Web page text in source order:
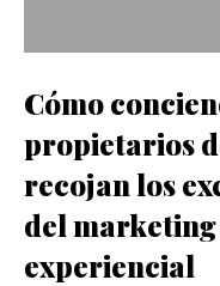
Cómo
propietarios
recojan los
del
experiencial